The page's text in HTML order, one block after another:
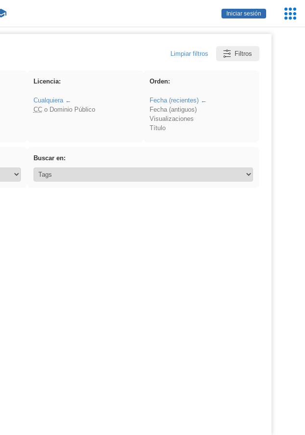
Iniciar sesión
Limpiar filtros Filtros
Licencia:
Cualquiera
CCo Dominio Público
Orden:
Fecha (recientes)
Fecha (antiguos)
Visualizaciones
Título
Buscar en: